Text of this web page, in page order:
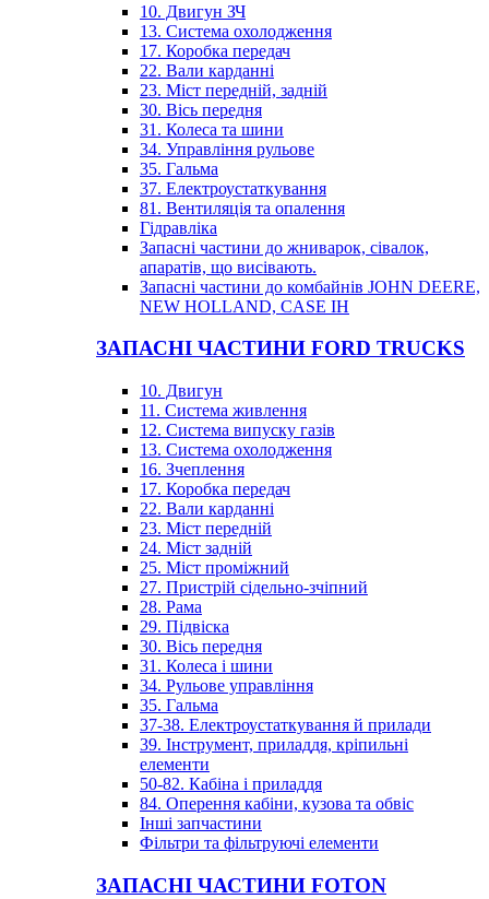
10. Двигун ЗЧ
13. Система охолодження
17. Коробка передач
22. Вали карданні
23. Міст передній, задній
30. Вісь передня
31. Колеса та шини
34. Управління рульове
35. Гальма
37. Електроустаткування
81. Вентиляція та опалення
Гідравліка
Запасні частини до жниварок, сівалок,
апаратів, що висівають.
Запасні частини до комбайнів JOHN DEERE,
NEW HOLLAND, CASE IH
ЗАПАСНІ ЧАСТИНИ FORD TRUCKS
10. Двигун
11. Система живлення
12. Система випуску газів
13. Система охолодження
16. Зчеплення
17. Коробка передач
22. Вали карданні
23. Міст передній
24. Міст задній
25. Міст проміжний
27. Пристрій сідельно-зчіпний
28. Рама
29. Підвіска
30. Вісь передня
31. Колеса і шини
34. Рульове управління
35. Гальма
37-38. Електроустаткування й прилади
39. Інструмент, приладдя, кріпильні
елементи
50-82. Кабіна і приладдя
84. Оперення кабіни, кузова та обвіс
Інші запчастини
Фільтри та фільтруючі елементи
ЗАПАСНІ ЧАСТИНИ FOTON